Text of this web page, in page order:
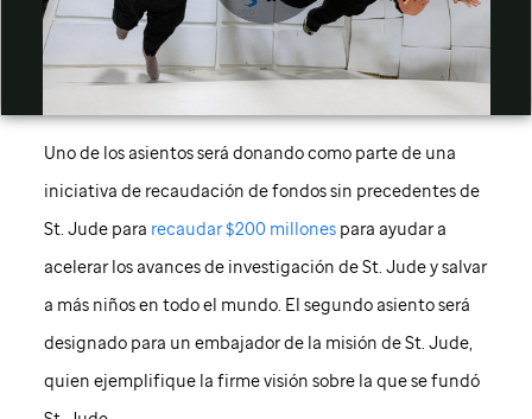
Play
Video
Uno de los asientos será donando como parte de una
iniciativa de recaudación de fondos sin precedentes de
St. Judepara recaudar $200 millonespara ayudar a
acelerar los avances de investigación deSt. Judey salvar
a más niños en todo el mundo. El segundo asiento será
designado para un embajador de la misión deSt. Jude,
quien ejemplifique la firme visión sobre la que se fundó